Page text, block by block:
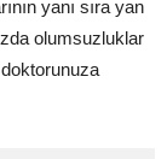
yanı sıra yan
olumsuzluklar